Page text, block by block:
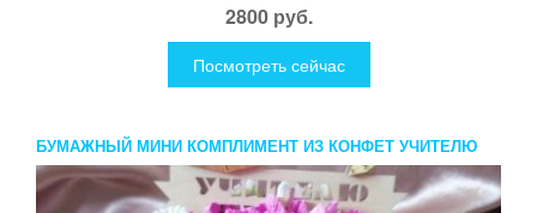
2800 руб.
Посмотреть сейчас
БУМАЖНЫЙ МИНИ КОМПЛИМЕНТ ИЗ КОНФЕТ УЧИТЕЛЮ